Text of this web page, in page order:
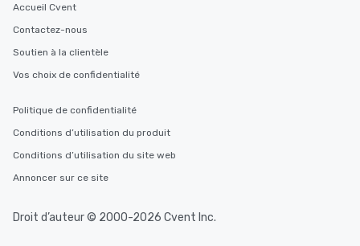
Accueil Cvent
Contactez-nous
Soutien à la clientèle
Vos choix de confidentialité
Politique de confidentialité
Conditions d’utilisation du produit
Conditions d’utilisation du site web
Annoncer sur ce site
Droit d’auteur © 2000-2026 Cvent Inc.